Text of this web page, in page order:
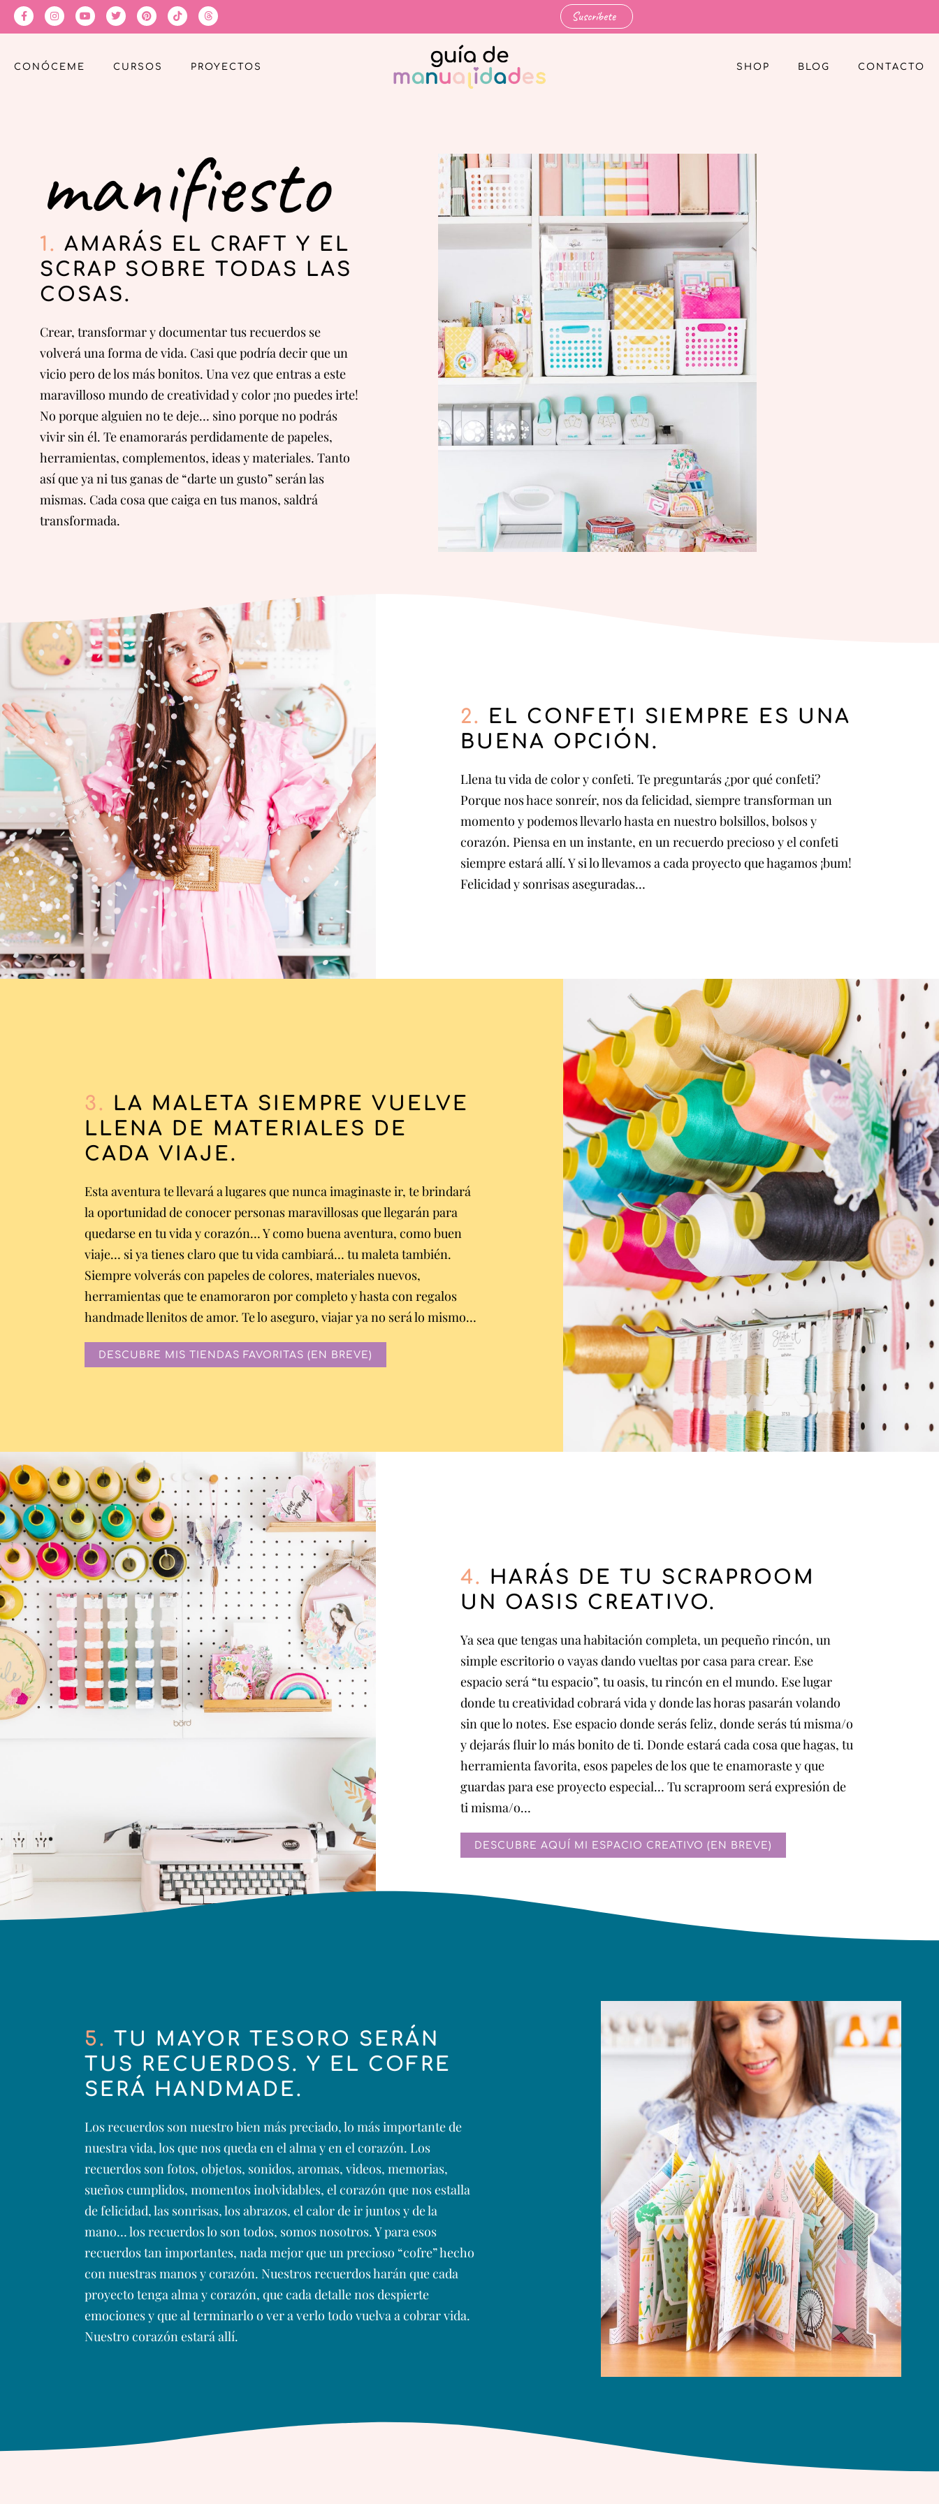
Suscríbete
CONÓCEME CURSOS PROYECTOS SHOP BLOG CONTACTO
manifiesto
1. AMARÁS EL CRAFT Y EL
SCRAP SOBRE TODAS LAS
COSAS.
Crear, transformar y documentar tus recuerdos se
volverá una forma de vida. Casi que podría decir que un
vicio pero de los más bonitos. Una vez que entras a este
maravilloso mundo de creatividad y color ¡no puedes irte!
No porque alguien no te deje… sino porque no podrás
vivir sin él. Te enamorarás perdidamente de papeles,
herramientas, complementos, ideas y materiales. Tanto
así que ya ni tus ganas de “darte un gusto” serán las
mismas. Cada cosa que caiga en tus manos, saldrá
transformada.
2. EL CONFETI SIEMPRE ES UNA
BUENA OPCIÓN.
Llena tu vida de color y confeti. Te preguntarás ¿por qué confeti?
Porque nos hace sonreír, nos da felicidad, siempre transforman un
momento y podemos llevarlo hasta en nuestro bolsillos, bolsos y
corazón. Piensa en un instante, en un recuerdo precioso y el confeti
siempre estará allí. Y si lo llevamos a cada proyecto que hagamos ¡bum!
Felicidad y sonrisas aseguradas…
3. LA MALETA SIEMPRE VUELVE
LLENA DE MATERIALES DE
CADA VIAJE.
Esta aventura te llevará a lugares que nunca imaginaste ir, te brindará
la oportunidad de conocer personas maravillosas que llegarán para
quedarse en tu vida y corazón… Y como buena aventura, como buen
viaje… si ya tienes claro que tu vida cambiará… tu maleta también.
Siempre volverás con papeles de colores, materiales nuevos,
herramientas que te enamoraron por completo y hasta con regalos
handmade llenitos de amor. Te lo aseguro, viajar ya no será lo mismo…
DESCUBRE MIS TIENDAS FAVORITAS (EN BREVE)
4. HARÁS DE TU SCRAPROOM
UN OASIS CREATIVO.
Ya sea que tengas una habitación completa, un pequeño rincón, un
simple escritorio o vayas dando vueltas por casa para crear. Ese
espacio será “tu espacio”, tu oasis, tu rincón en el mundo. Ese lugar
donde tu creatividad cobrará vida y donde las horas pasarán volando
sin que lo notes. Ese espacio donde serás feliz, donde serás tú misma/o
y dejarás fluir lo más bonito de ti. Donde estará cada cosa que hagas, tu
herramienta favorita, esos papeles de los que te enamoraste y que
guardas para ese proyecto especial… Tu scraproom será expresión de
ti misma/o…
DESCUBRE AQUÍ MI ESPACIO CREATIVO (EN BREVE)
5. TU MAYOR TESORO SERÁN
TUS RECUERDOS. Y EL COFRE
SERÁ HANDMADE.
Los recuerdos son nuestro bien más preciado, lo más importante de
nuestra vida, los que nos queda en el alma y en el corazón. Los
recuerdos son fotos, objetos, sonidos, aromas, videos, memorias,
sueños cumplidos, momentos inolvidables, el corazón que nos estalla
de felicidad, las sonrisas, los abrazos, el calor de ir juntos y de la
mano… los recuerdos lo son todos, somos nosotros. Y para esos
recuerdos tan importantes, nada mejor que un precioso “cofre” hecho
con nuestras manos y corazón. Nuestros recuerdos harán que cada
proyecto tenga alma y corazón, que cada detalle nos despierte
emociones y que al terminarlo o ver a verlo todo vuelva a cobrar vida.
Nuestro corazón estará allí.